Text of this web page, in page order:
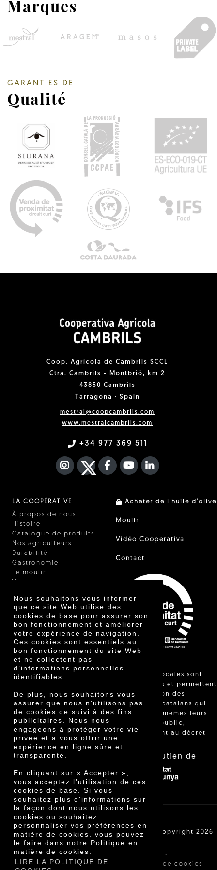
Nous souhaitons vous informer
que ce site Web utilise des
cookies de base pour assurer son
bon fonctionnement et améliorer
votre expérience de navigation.
Ces cookies sont essentiels au
bon fonctionnement du site Web
et ne collectent pas
d’informations personnelles
identifiables.
De plus, nous souhaitons vous
assurer que nous n'utilisons pas
de cookies de suivi à des fins
publicitaires. Nous nous
engageons à protéger votre vie
privée et à vous offrir une
expérience en ligne sûre et
transparente.
En cliquant sur « Accepter »,
vous acceptez l'utilisation de ces
cookies de base. Si vous
souhaitez plus d'informations sur
la façon dont nous utilisons les
cookies ou souhaitez
personnaliser vos préférences en
matière de cookies, vous pouvez
le faire dans notre Politique en
matière de cookies.
LIRE LA POLITIQUE DE
Marques
GARANTIES DE
Qualité
Coop. Agrícola de Cambrils SCCL
Ctra. Cambrils - Montbrió, km 2
43850 Cambrils
Tarragona · Spain
mestral@coopcambrils.com
www.mestralcambrils.com
+34 977 369 511
INSTAGRAM
TWITTER
FACEBOOK F
YOUTUBEFA LINKEDIN
LA COOPÉRATIVE
À propos de nous
Histoire
Catalogue de produits
Nos agriculteurs
Durabilité
Gastronomie
Le moulin
Certificats
Prix
Innovation
Acheter de l'huile d'olive
Moulin
Vidéo Cooperativa
Contact
"Les ventes locales sont
réglementées et permettent
l'identification des
agriculteurs catalans qui
vendent eux-mêmes leurs
produits au public,
conformément au décret
Avec le soutien de
Cooperativa Agrícola de Cambrils SCCL | Copyright 2026
©
Avis légal· ·
Politique de confidentialité Politique de cookies